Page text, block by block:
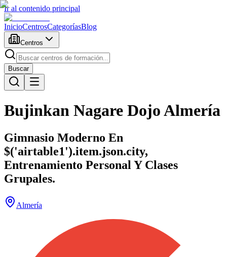
Ir al contenido principal
InicioCentrosCategoríasBlog
Centros
Buscar
Bujinkan Nagare Dojo Almería
Gimnasio Moderno En
$('airtable1').item.json.city,
Entrenamiento Personal Y Clases
Grupales.
Almería